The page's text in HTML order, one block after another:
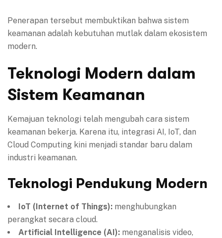
Penerapan tersebut membuktikan bahwa sistem
keamanan adalah kebutuhan mutlak dalam ekosistem
modern.
Teknologi Modern dalam
Sistem Keamanan
Kemajuan teknologi telah mengubah cara sistem
keamanan bekerja. Karena itu, integrasi AI, IoT, dan
Cloud Computing kini menjadi standar baru dalam
industri keamanan.
Teknologi Pendukung Modern
IoT (Internet of Things): menghubungkan
perangkat secara cloud.
Artificial Intelligence (AI): menganalisis video,